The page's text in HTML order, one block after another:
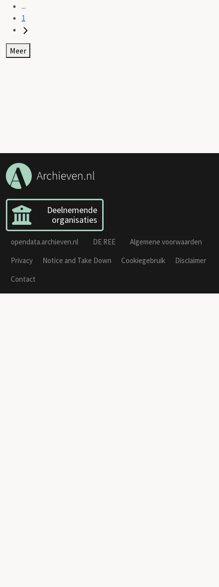
...
1
Meer
Deelnemende
organisaties
opendata.archieven.nl DE REE
Algemene voorwaarden
Privacy
Notice and Take Down Cookiegebruik
Disclaimer
Contact